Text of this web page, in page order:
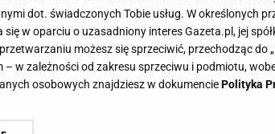
dot. świadczonych Tobie usług. W określonych
w oparciu o uzasadniony interes Gazeta.pl, jej
możesz się sprzeciwić, przechodząc do
w zależności od zakresu sprzeciwu i podmiotu,
osobowych znajdziesz w dokumenciePolityka